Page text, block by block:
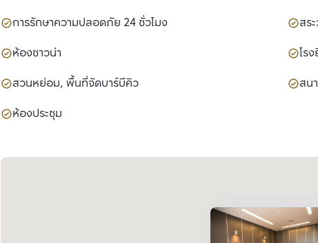
การรักษาความปลอดภัย 24 ชั่วโมง
สร
ห้องซาวน่า
โร
สวนหย่อม, พื้นที่จัดบาร์บีคิว
สน
ห้องประชุม